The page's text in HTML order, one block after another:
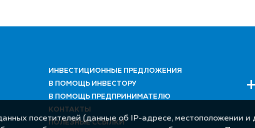
ИНВЕСТИЦИОННЫЕ ПРЕДЛОЖЕНИЯ
В ПОМОЩЬ ИНВЕСТОРУ
В ПОМОЩЬ ПРЕДПРИНИМАТЕЛЮ
КОНТАКТЫ
ПОЛЕЗНЫЕ ССЫЛКИ
посетителей (данные об IP-адресе, местоположении и